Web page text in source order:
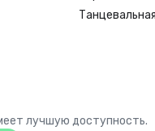
лучшую доступность.